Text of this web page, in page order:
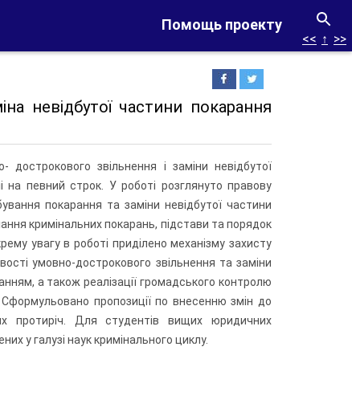
Помощь проекту
<< ↑ >>
невідбутої частини покарання
звільнення і заміни невідбутої
певний строк. У роботі розглянуто правову
покарання та заміни невідбутої частини
кримінальних покарань, підстави та порядок
увагу в роботі приділено механізму захисту
умовно-дострокового звільнення та заміни
а також реалізації громадського контролю
пропозиції по внесенню змін до
протиріч. Для студентів вищих юридичних
у галузі наук кримінального циклу.